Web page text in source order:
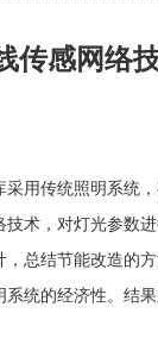
传感网络
用传统照明系统
术，对灯光参数
总结节能改造的
统的经济性。结